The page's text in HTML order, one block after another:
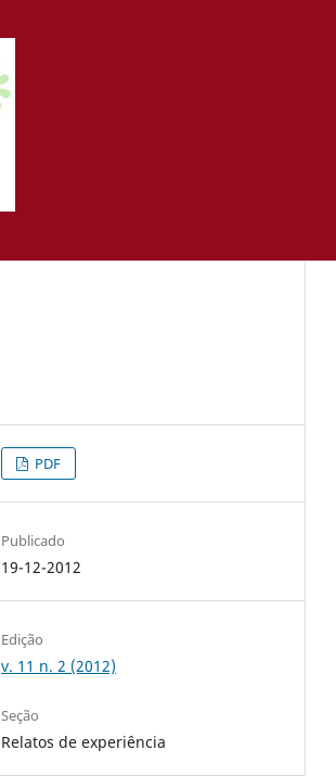
PDF
Publicado
19-12-2012
Edição
v. 11 n. 2 (2012)
Seção
Relatos de experiência